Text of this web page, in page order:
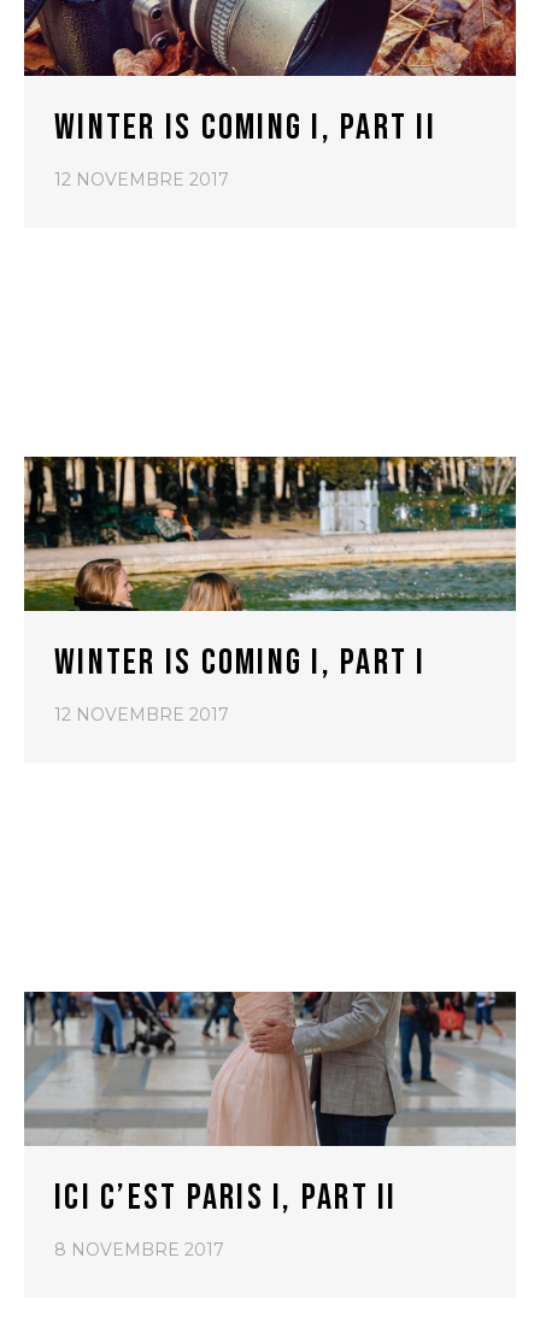
WINTER IS COMING I, PART II
12 NOVEMBRE 2017
WINTER IS COMING I, PART I
12 NOVEMBRE 2017
ICI C’EST PARIS I, PART II
8 NOVEMBRE 2017